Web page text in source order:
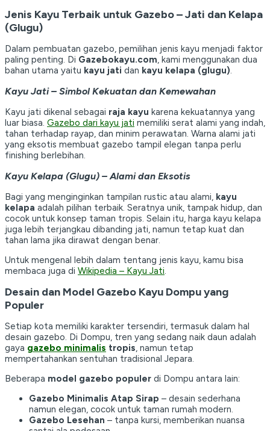
Jenis Kayu Terbaik untuk Gazebo – Jati dan Kelapa
(Glugu)
Dalam pembuatan gazebo, pemilihan jenis kayu menjadi faktor
paling penting. Di Gazebokayu.com, kami menggunakan dua
bahan utama yaitu kayu jati dan kayu kelapa (glugu).
Kayu Jati – Simbol Kekuatan dan Kemewahan
Kayu jati dikenal sebagai raja kayu karena kekuatannya yang
luar biasa. Gazebo dari kayu jati memiliki serat alami yang indah,
tahan terhadap rayap, dan minim perawatan. Warna alami jati
yang eksotis membuat gazebo tampil elegan tanpa perlu
finishing berlebihan.
Kayu Kelapa (Glugu) – Alami dan Eksotis
Bagi yang menginginkan tampilan rustic atau alami, kayu
kelapa adalah pilihan terbaik. Seratnya unik, tampak hidup, dan
cocok untuk konsep taman tropis. Selain itu, harga kayu kelapa
juga lebih terjangkau dibanding jati, namun tetap kuat dan
tahan lama jika dirawat dengan benar.
Untuk mengenal lebih dalam tentang jenis kayu, kamu bisa
membaca juga di Wikipedia – Kayu Jati.
Desain dan Model Gazebo Kayu Dompu yang
Populer
Setiap kota memiliki karakter tersendiri, termasuk dalam hal
desain gazebo. Di Dompu, tren yang sedang naik daun adalah
gaya gazebo minimalis tropis, namun tetap
mempertahankan sentuhan tradisional Jepara.
Beberapa model gazebo populer di Dompu antara lain:
Gazebo Minimalis Atap Sirap – desain sederhana
namun elegan, cocok untuk taman rumah modern.
Gazebo Lesehan – tanpa kursi, memberikan nuansa